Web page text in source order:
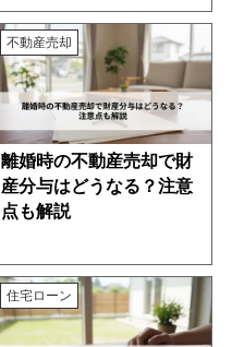
不動産売却
離婚時の不動産売却で財
産分与はどうなる？注意
点も解説
住宅ローン